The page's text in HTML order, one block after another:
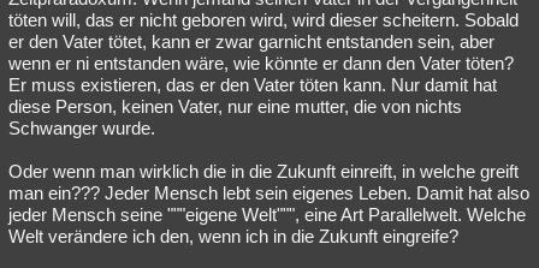
töten will, das er nicht geboren wird, wird dieser scheitern. Sobald
er den Vater tötet, kann er zwar garnicht entstanden sein, aber
wenn er ni entstanden wäre, wie könnte er dann den Vater töten?
Er muss existieren, das er den Vater töten kann. Nur damit hat
diese Person, keinen Vater, nur eine mutter, die von nichts
Schwanger wurde.
Oder wenn man wirklich die in die Zukunft einreift, in welche greift
man ein??? Jeder Mensch lebt sein eigenes Leben. Damit hat also
jeder Mensch seine """eigene Welt""", eine Art Parallelwelt. Welche
Welt verändere ich den, wenn ich in die Zukunft eingreife?